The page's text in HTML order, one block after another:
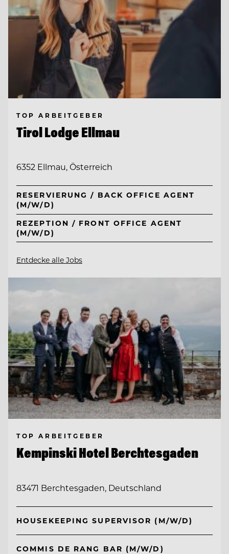
TOP ARBEITGEBER
Tirol Lodge Ellmau
6352 Ellmau, Österreich
RESERVIERUNG / BACK OFFICE AGENT
(M/W/D)
REZEPTION / FRONT OFFICE AGENT
(M/W/D)
Entdecke alle Jobs
TOP ARBEITGEBER
Kempinski Hotel Berchtesgaden
83471 Berchtesgaden, Deutschland
HOUSEKEEPING SUPERVISOR (M/W/D)
COMMIS DE RANG BAR (M/W/D)